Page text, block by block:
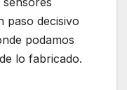
paso decisivo
podamos
lo fabricado.